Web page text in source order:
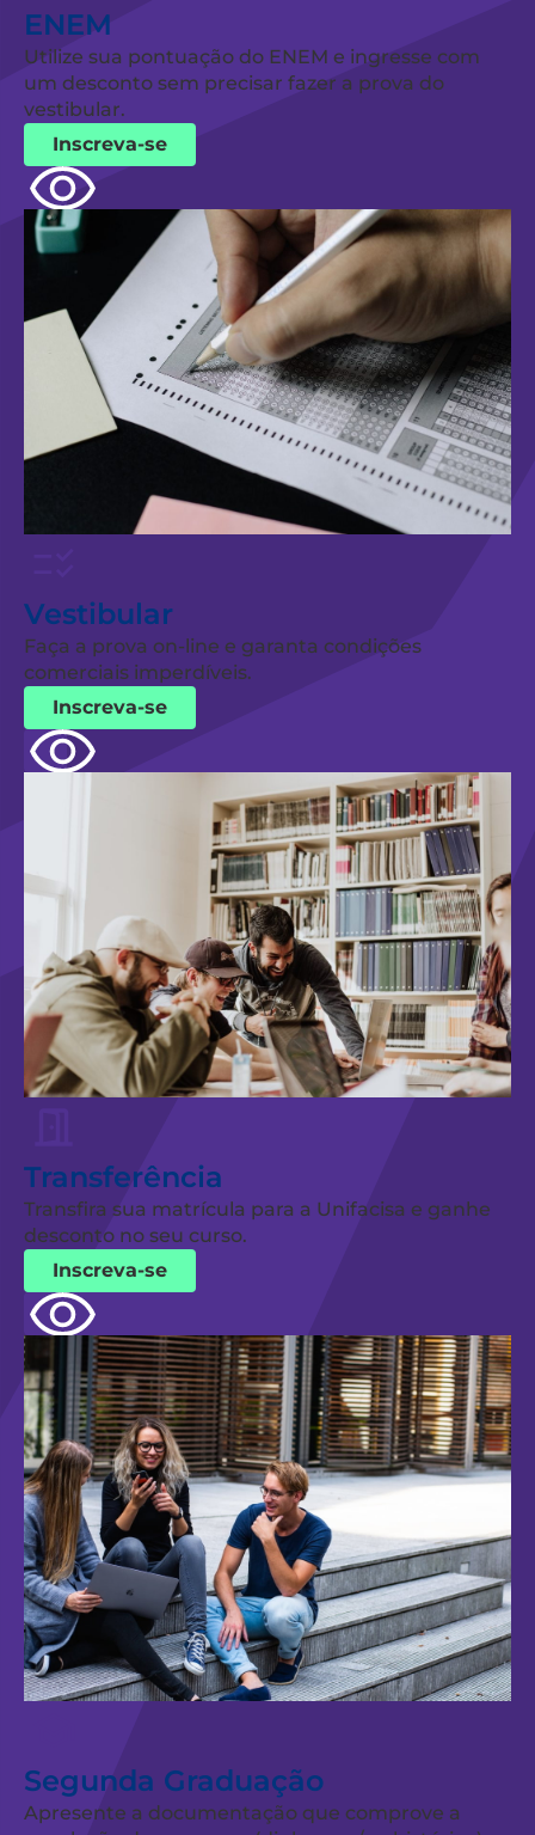
ENEM
Utilize sua pontuação do ENEM e ingresse com
um desconto sem precisar fazer a prova do
vestibular.
Inscreva-se
Vestibular
Faça a prova on-line e garanta condições
comerciais imperdíveis.
Inscreva-se
Transferência
Transfira sua matrícula para a Unifacisa e ganhe
desconto no seu curso.
Inscreva-se
Segunda Graduação
Apresente a documentação que comprove a